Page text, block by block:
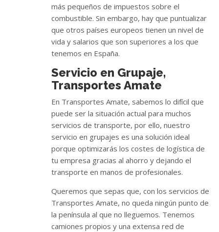
más pequeños de impuestos sobre el
combustible. Sin embargo, hay que puntualizar
que otros países europeos tienen un nivel de
vida y salarios que son superiores a los que
tenemos en España.
Servicio en Grupaje,
Transportes Amate
En Transportes Amate, sabemos lo difícil que
puede ser la situación actual para muchos
servicios de transporte, por ello, nuestro
servicio en grupajes es una solución ideal
porque optimizarás los costes de logística de
tu empresa gracias al ahorro y dejando el
transporte en manos de profesionales.
Queremos que sepas que, con los servicios de
Transportes Amate, no queda ningún punto de
la península al que no lleguemos. Tenemos
camiones propios y una extensa red de